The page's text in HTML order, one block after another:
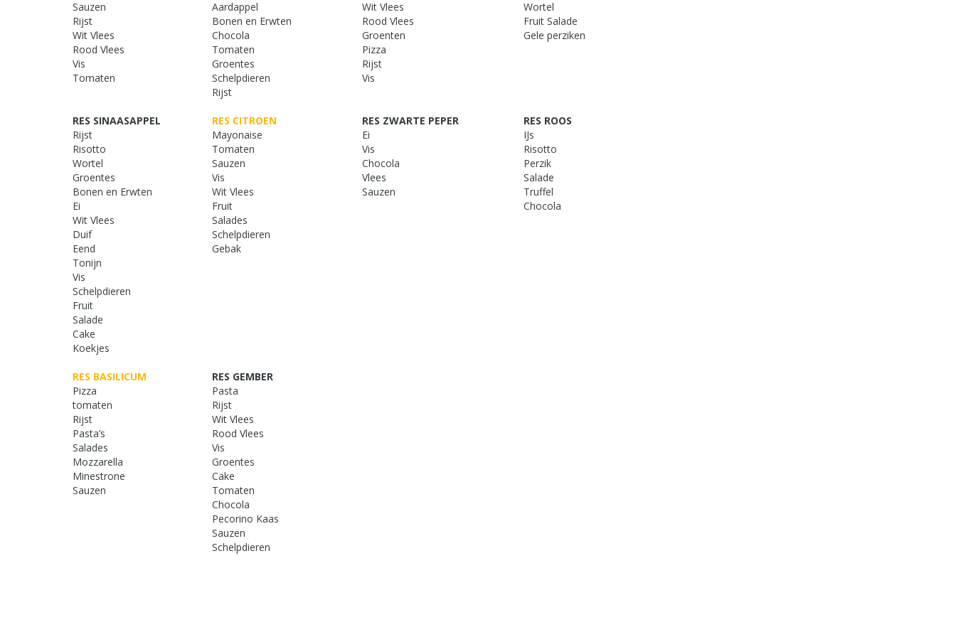
Sauzen
Rijst
Wit Vlees
Rood Vlees
Vis
Tomaten
Aardappel
Bonen en Erwten
Chocola
Tomaten
Groentes
Schelpdieren
Rijst
Wit Vlees
Rood Vlees
Groenten
Pizza
Rijst
Vis
Wortel
Fruit Salade
Gele perziken
RES SINAASAPPEL
Rijst
Risotto
Wortel
Groentes
Bonen en Erwten
Ei
Wit Vlees
Duif
Eend
Tonijn
Vis
Schelpdieren
Fruit
Salade
Cake
Koekjes
RES CITROEN
Mayonaise
Tomaten
Sauzen
Vis
Wit Vlees
Fruit
Salades
Schelpdieren
Gebak
RES ZWARTE PEPER
Ei
Vis
Chocola
Vlees
Sauzen
RES ROOS
IJs
Risotto
Perzik
Salade
Truffel
Chocola
RES BASILICUM
Pizza
tomaten
Rijst
Pasta’s
Salades
Mozzarella
Minestrone
Sauzen
RES GEMBER
Pasta
Rijst
Wit Vlees
Rood Vlees
Vis
Groentes
Cake
Tomaten
Chocola
Pecorino Kaas
Sauzen
Schelpdieren